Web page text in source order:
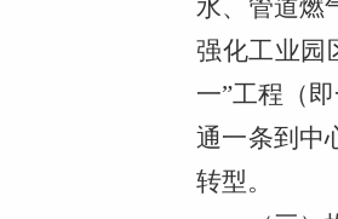
水、管道燃
强化工业园
一”工程（
通一条到中
转型。